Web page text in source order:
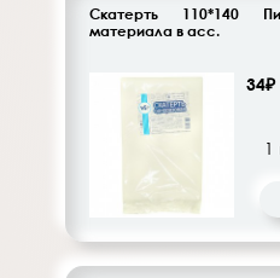
Скатерть 110*140
материала в асс.
34₽